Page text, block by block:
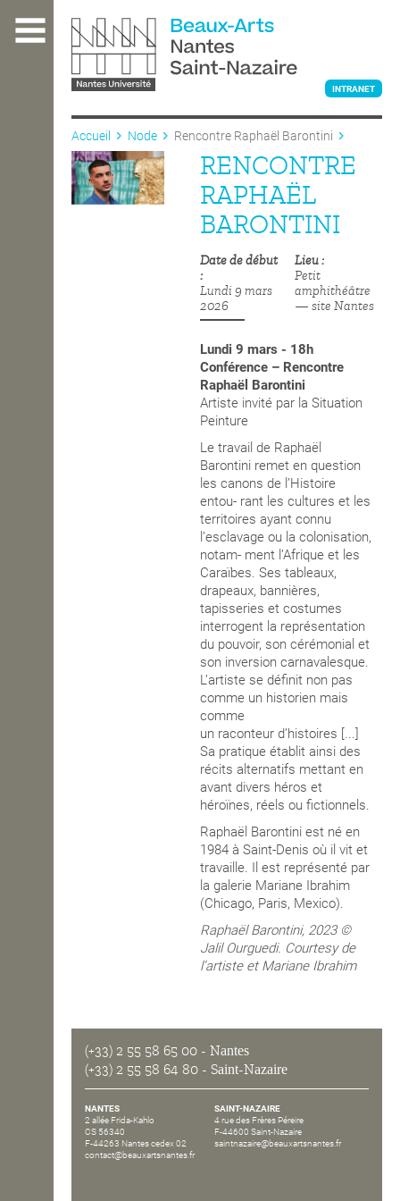
contenu
L'ÉCOLE
INTRANET
Accueil Node Rencontre Raphaël Barontini
RENCONTRE
RAPHAËL
BARONTINI
Date de début
Lundi 9 mars
2026
Lieu
Petit
amphithéâtre
— site Nantes
Lundi 9 mars - 18h
Conférence – Rencontre
Raphaël Barontini
Artiste invité par la Situation
Peinture
Le travail de Raphaël
Barontini remet en question
les canons de l’Histoire
entou- rant les cultures et les
territoires ayant connu
l’esclavage ou la colonisation,
notam- ment l’Afrique et les
Caraïbes. Ses tableaux,
drapeaux, bannières,
tapisseries et costumes
interrogent la représentation
du pouvoir, son cérémonial et
son inversion carnavalesque.
L’artiste se définit non pas
comme un historien mais
comme
un raconteur d’histoires [...]
Sa pratique établit ainsi des
récits alternatifs mettant en
avant divers héros et
héroïnes, réels ou fictionnels.
Raphaël Barontini est né en
1984 à Saint-Denis où il vit et
travaille. Il est représenté par
la galerie Mariane Ibrahim
(Chicago, Paris, Mexico).
Raphaël Barontini, 2023 ©
Jalil Ourguedi. Courtesy de
l’artiste et Mariane Ibrahim
(+33) 2 55 58 65 00 - Nantes
(+33) 2 55 58 64 80 - Saint-Nazaire
NANTES
2 allée Frida-Kahlo
CS 56340
F-44263 Nantes cedex 02
contact@beauxartsnantes.fr
SAINT-NAZAIRE
4 rue des Frères Péreire
F-44600 Saint-Nazaire
saintnazaire@beauxartsnantes.fr